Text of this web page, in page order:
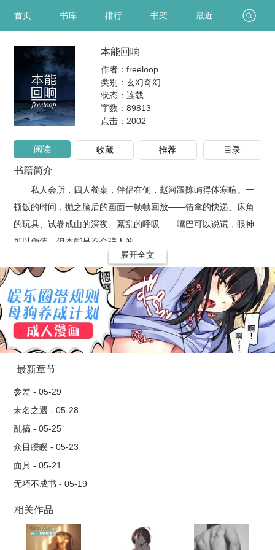
首页 书库 排行 书架 最近
本能回响
作者：freeloop
类别：玄幻奇幻
状态：连载
字数：89813
点击： 2002
阅读 收藏 推荐 目录
书籍简介
私人会所，四人餐桌，伴侣在侧，赵河跟陈屿得体寒暄。一
顿饭的时间，抛之脑后的画面一帧帧回放——错拿的快递、床角
的玩具、试卷成山的深夜、紊乱的呼吸……嘴巴可以说谎，眼神
可以伪装。但本能是不会骗人的。
展开全文
最新章节
参差 - 05-29
未名之遇 - 05-28
乱搞 - 05-25
众目睽睽 - 05-23
面具 - 05-21
无巧不成书 - 05-19
相关作品